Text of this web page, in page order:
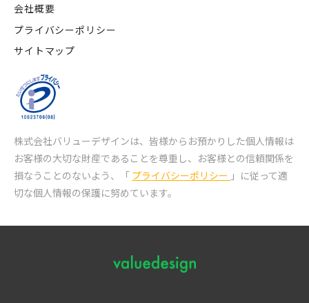
会社概要
プライバシーポリシー
サイトマップ
株式会社バリューデザインは、皆様からお預かりした個人情報は
お客様の大切な財産であることを尊重し、 お客様との信頼関係を
損なうことのないよう、「 プライバシーポリシー 」に従って適
切な個人情報の保護に努めています。